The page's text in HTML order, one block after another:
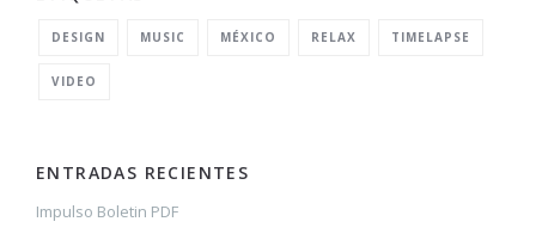
DESIGN MUSIC MÉXICO RELAX TIMELAPSE
VIDEO
ENTRADAS RECIENTES
Impulso Boletin PDF